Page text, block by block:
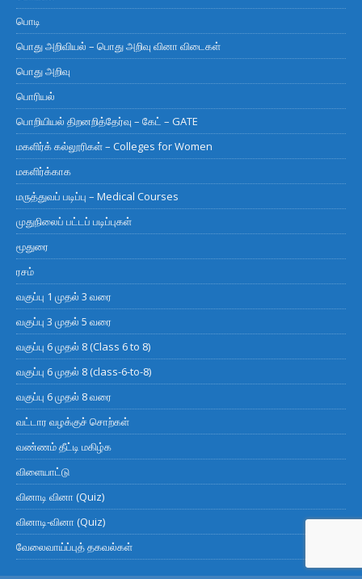
பொடி
பொது அறிவியல் – பொது அறிவு வினா விடைகள்
பொது அறிவு
பொரியல்
பொறியியல் திறனறித்தேர்வு – கேட் – GATE
மகளிர்க் கல்லூரிகள் – Colleges for Women
மகளிர்க்காக
மருத்துவப் படிப்பு – Medical Courses
முதுநிலைப் பட்டப் படிப்புகள்
மூதுரை
ரசம்
வகுப்பு 1 முதல் 3 வரை
வகுப்பு 3 முதல் 5 வரை
வகுப்பு 6 முதல் 8 (Class 6 to 8)
வகுப்பு 6 முதல் 8 (class-6-to-8)
வகுப்பு 6 முதல் 8 வரை
வட்டார வழக்குச் சொற்கள்
வண்ணம் தீட்டி மகிழ்க
விளையாட்டு
வினாடி வினா (Quiz)
வினாடி-வினா (Quiz)
வேலைவாய்ப்புத் தகவல்கள்